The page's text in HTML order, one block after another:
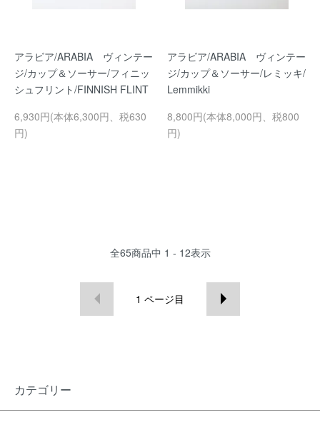
アラビア/ARABIA ヴィンテー
ジ/カップ＆ソーサー/フィニッ
シュフリント/FINNISH FLINT
6,930円(本体6,300円、税630
円)
アラビア/ARABIA ヴィンテー
ジ/カップ＆ソーサー/レミッキ/
Lemmikki
8,800円(本体8,000円、税800
円)
全65商品中 1 - 12表示
1 ページ目
カテゴリー